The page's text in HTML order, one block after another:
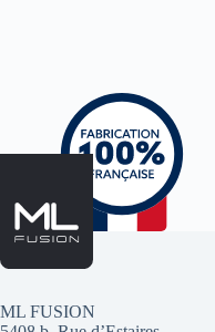
ML FUSION